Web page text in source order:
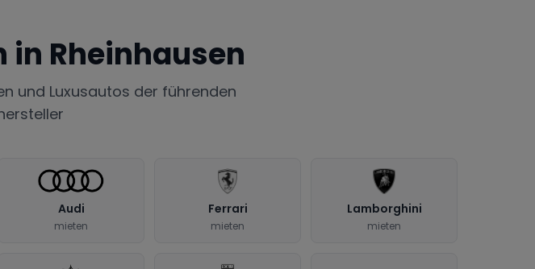
in Rheinhausen
und Luxusautos der führenden
Audi
mieten
Ferrari
mieten
Lamborghini
mieten